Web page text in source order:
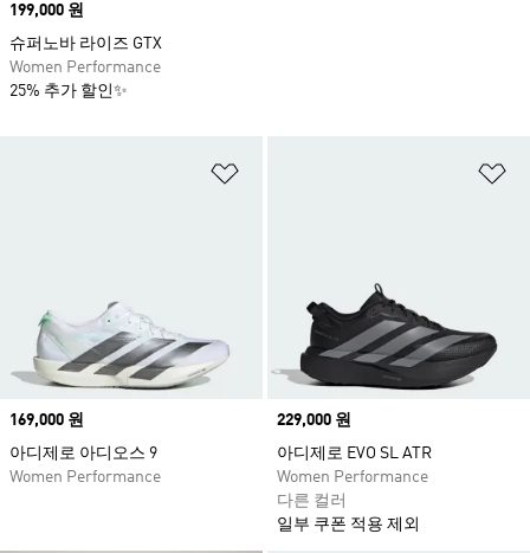
Price
169,000 원
아디제로 아디오스 9
Women Performance
Price
229,000 원
아디제로 EVO SL ATR
Women Performance
다른 컬러
일부 쿠폰 적용 제외
Price
199,000 원
슈퍼노바 라이즈 GTX
Women Performance
25% 추가 할인✨